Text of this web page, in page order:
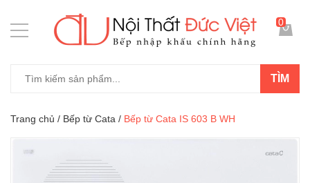
TÌM
0
Trang chủ / Bếp từ Cata / Bếp từ Cata IS 603 B WH